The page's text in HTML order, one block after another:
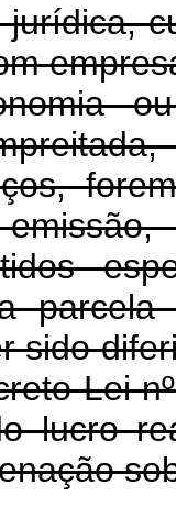
sido
Lei
lucro